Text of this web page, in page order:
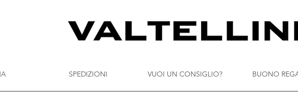
SPEDIZIONI VUOI UN CONSIGLIO? BUONO